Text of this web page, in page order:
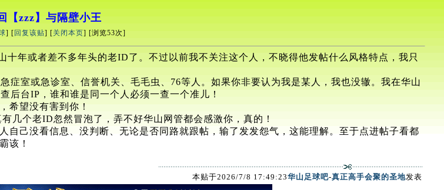
【zzz】与隔壁小王
] [ 回复该贴] [关闭本页] [浏览53次]
年或者差不多年头的老ID了。不过以前我不关注这个人，不晓得他发帖什么风格特点，我只
症室或急诊室、信誉机关、毛毛虫、76等人。如果你非要认为我是某人，我也没辙。我在华山
后台IP，谁和谁是同一个人必须一查一个准儿！
希望没有害到你！
几个老ID忽然冒泡了，弄不好华山网管都会感激你，真的！
自己没看信息、没判断、无论是否同路就跟帖，输了发发怨气，这能理解。至于点进帖子看都
该！
本贴于2026/7/8 17:49:23华山足球吧-真正高手会聚的圣地发表